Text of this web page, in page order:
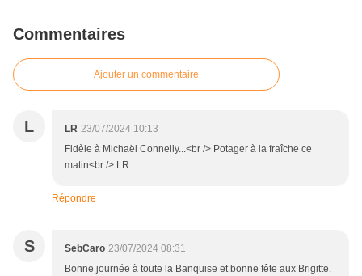
Commentaires
Ajouter un commentaire
L LR 23/07/2024 10:13
Fidèle à Michaël Connelly...<br /> Potager à la fraîche ce
matin<br /> LR
Répondre
S SebCaro 23/07/2024 08:31
Bonne journée à toute la Banquise et bonne fête aux Brigitte.